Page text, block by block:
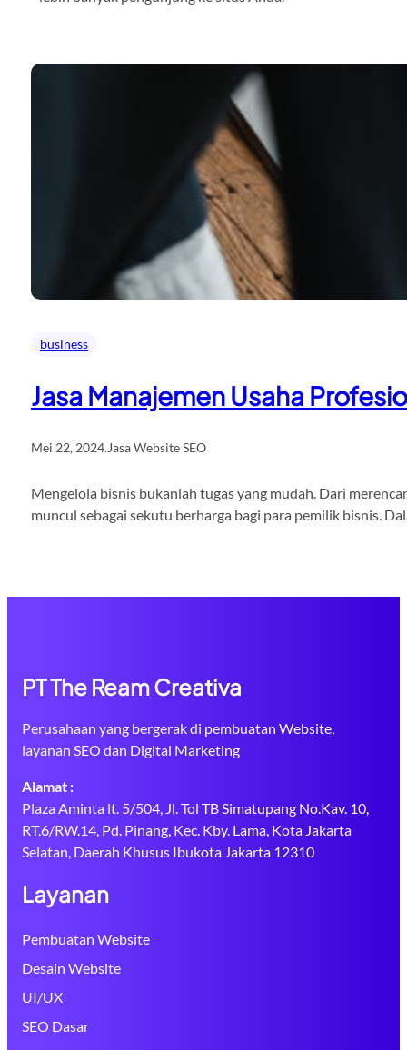
business
Jasa Manajemen Usaha
Mei 22, 2024.Jasa Website SEO
Mengelola bisnis bukanlah tugas yang mudah. Dari
muncul sebagai sekutu berharga bagi para pemilik bisnis.
PT The Ream Creativa
Perusahaan yang bergerak di pembuatan Website,
layanan SEO dan Digital Marketing
Alamat :
Plaza Aminta lt. 5/504, Jl. Tol TB Simatupang No.Kav. 10,
RT.6/RW.14, Pd. Pinang, Kec. Kby. Lama, Kota Jakarta
Selatan, Daerah Khusus Ibukota Jakarta 12310
Layanan
Pembuatan Website
Desain Website
UI/UX
SEO Dasar